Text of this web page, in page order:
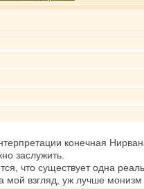
конечная
заслужить.
что существует одна
мой взгляд, уж лучше